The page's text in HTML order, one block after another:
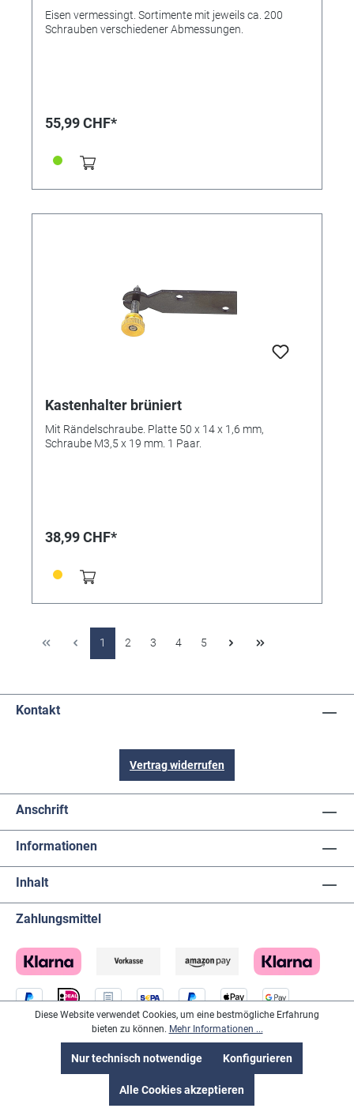
Eisen vermessingt. Sortimente mit jeweils ca. 200
Schrauben verschiedener Abmessungen.
55,99 CHF*
Kastenhalter brüniert
Mit Rändelschraube. Platte 50 x 14 x 1,6 mm,
Schraube M3,5 x 19 mm. 1 Paar.
38,99 CHF*
1 2 3 4 5
Kontakt
Vertrag widerrufen
Anschrift
Informationen
Inhalt
Zahlungsmittel
Diese Website verwendet Cookies, um eine bestmögliche Erfahrung
bieten zu können. Mehr Informationen ...
Nur technisch notwendige Konfigurieren
Alle Cookies akzeptieren